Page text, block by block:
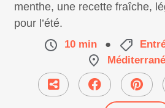
menthe, une recette fraîche,
pour l’été.
10 min ●